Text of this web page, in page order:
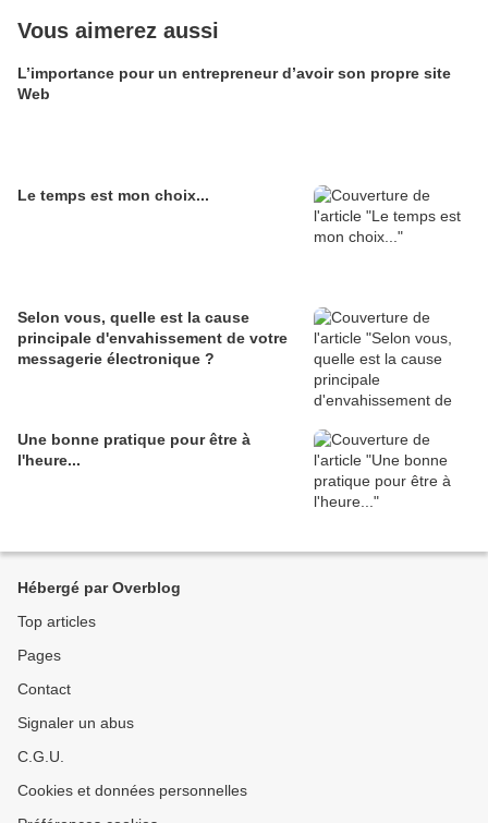
Vous aimerez aussi
L’importance pour un entrepreneur d’avoir son propre site
Web
Le temps est mon choix...
Selon vous, quelle est la cause
principale d'envahissement de votre
messagerie électronique ?
Une bonne pratique pour être à
l'heure...
Hébergé par Overblog
Top articles
Pages
Contact
Signaler un abus
C.G.U.
Cookies et données personnelles